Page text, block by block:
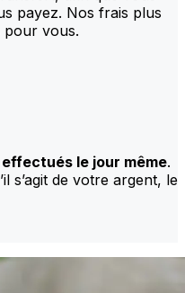
payez. Nos frais plus
pour vous.
effectués le jour même.
s’agit de votre argent, le